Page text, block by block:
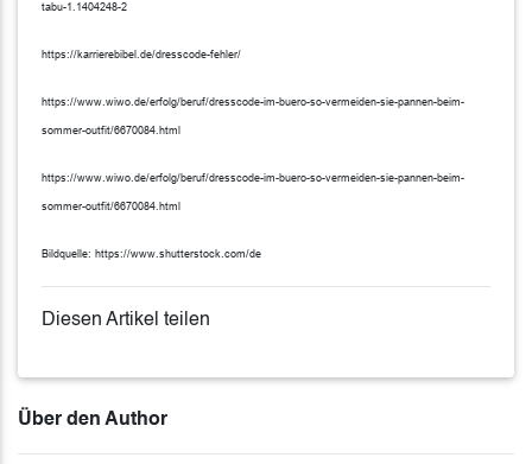
tabu-1.1404248-2
https://karrierebibel.de/dresscode-fehler/
https://www.wiwo.de/erfolg/beruf/dresscode-im-buero-so-vermeiden-sie-pannen-beim-
sommer-outfit/6670084.html
https://www.wiwo.de/erfolg/beruf/dresscode-im-buero-so-vermeiden-sie-pannen-beim-
sommer-outfit/6670084.html
Bildquelle: https://www.shutterstock.com/de
Diesen Artikel teilen
Über den Author